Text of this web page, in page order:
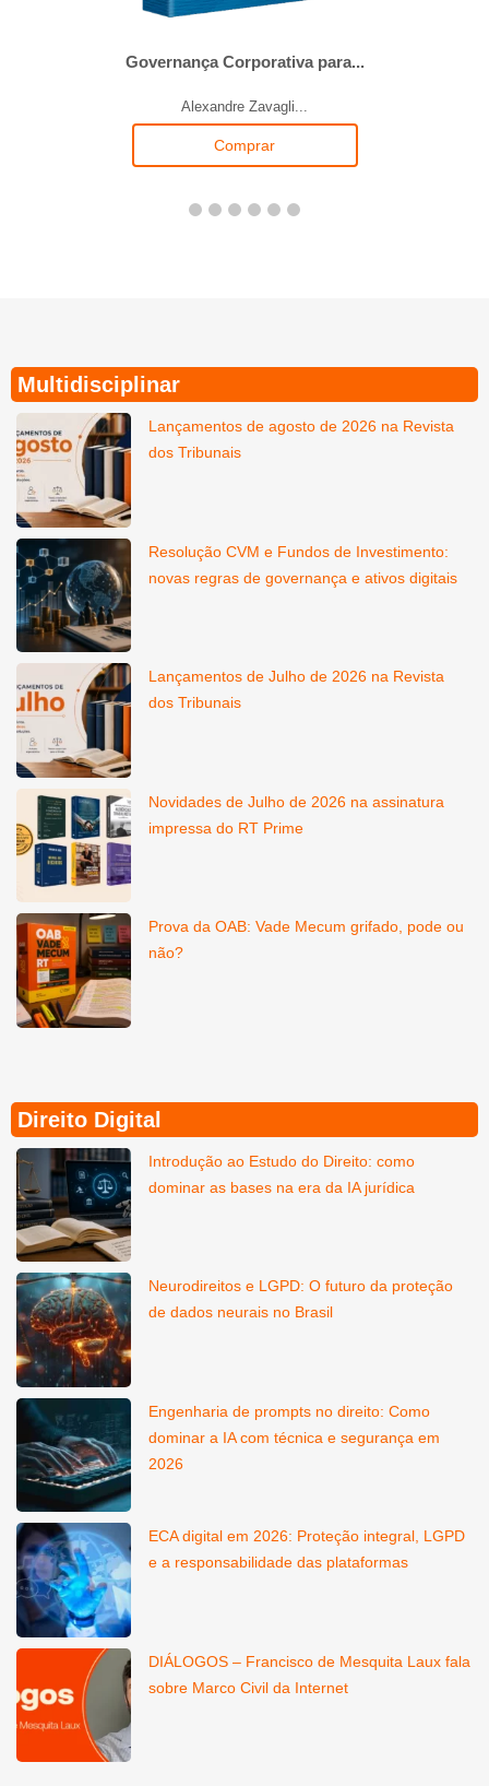
Governança Corporativa para...
Alexandre Zavagli...
Comprar
4 5 6
Multidisciplinar
Lançamentos de agosto de 2026 na Revista
dos Tribunais
Resolução CVM e Fundos de Investimento:
novas regras de governança e ativos digitais
Lançamentos de Julho de 2026 na Revista
dos Tribunais
Novidades de Julho de 2026 na assinatura
impressa do RT Prime
Prova da OAB: Vade Mecum grifado, pode ou
não?
Direito Digital
Introdução ao Estudo do Direito: como
dominar as bases na era da IA jurídica
Neurodireitos e LGPD: O futuro da proteção
de dados neurais no Brasil
Engenharia de prompts no direito: Como
dominar a IA com técnica e segurança em
2026
ECA digital em 2026: Proteção integral, LGPD
e a responsabilidade das plataformas
DIÁLOGOS – Francisco de Mesquita Laux fala
sobre Marco Civil da Internet